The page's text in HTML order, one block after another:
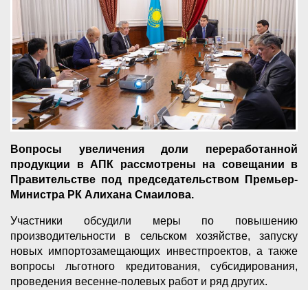
Вопросы увеличения доли переработанной
продукции в АПК рассмотрены на совещании в
Правительстве под председательством Премьер-
Министра РК Алихана Смаилова.
Участники обсудили меры по повышению
производительности в сельском хозяйстве, запуску
новых импортозамещающих инвестпроектов, а также
вопросы льготного кредитования, субсидирования,
проведения весенне-полевых работ и ряд других.